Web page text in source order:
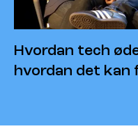
Hvordan tech
hvordan det kan